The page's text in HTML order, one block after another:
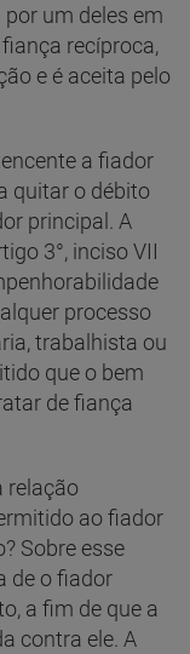
um deles em
recíproca,
e é aceita pelo
a fiador
quitar o débito
principal. A
3°, inciso VII
processo
trabalhista ou
que o bem
de fiança
relação
ao fiador
Sobre esse
de o fiador
a fim de que a
contra ele. A